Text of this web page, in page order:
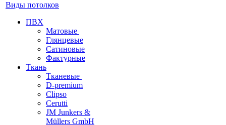
Виды потолков
ПВХ
Матовые
Глянцевые
Сатиновые
Фактурные
Ткань
Тканевые
D-premium
Clipso
Cerutti
JM Junkers &
Müllers GmbH